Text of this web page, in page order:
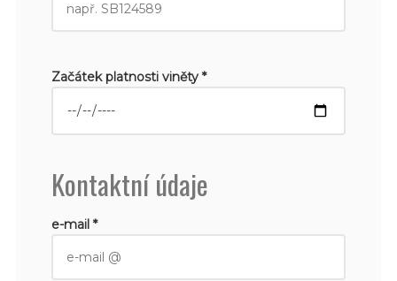
Začátek platnosti viněty *
Kontaktní údaje
e-mail *